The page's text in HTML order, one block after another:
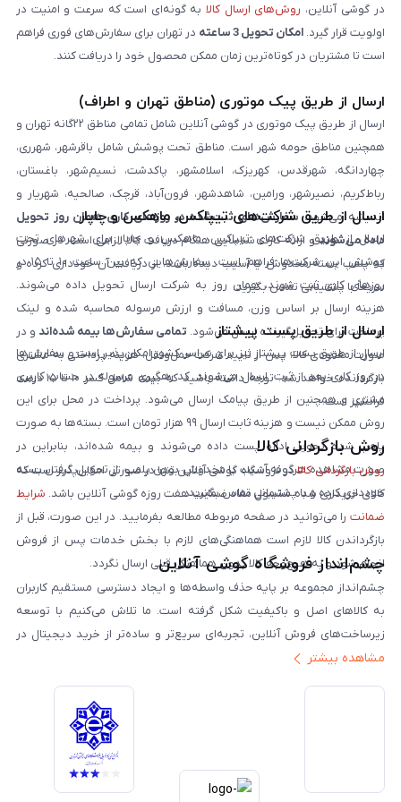
در گوشی آنلاین، روش‌های ارسال کالا به گونه‌ای است که سرعت و امنیت در
اولویت قرار گیرد. امکان تحویل 3 ساعته
در تهران برای سفارش‌های فوری فراهم
است تا مشتریان در کوتاه‌ترین زمان ممکن محصول خود را دریافت کنند.
ارسال از طریق پیک موتوری (مناطق تهران و اطراف)
ارسال از طریق پیک موتوری در گوشی آنلاین شامل تمامی مناطق ۲۲گانه تهران و
همچنین مناطق حومه شهر است. مناطق تحت پوشش شامل باقرشهر، شهرری،
چهاردانگه، شهرقدس، کهریزک، اسلامشهر، پاکدشت، نسیم‌شهر، باغستان،
رباط‌کریم، نصیرشهر، ورامین، شاهدشهر، فرون‌آباد، قرچک، صالحیه، شهریار و
اندیشه می‌شود. سفارش‌های ثبت‌شده در روزهای کاری همان روز تحویل
داده می‌شوندو ارائه کارت شناسایی هنگام دریافت کالا الزامی است. در صورتی
که پلمپ بسته مخدوش یا آسیب دیده باشد، از دریافت آن خودداری کرده و
سریعاً با پشتیبانی تماس بگیرید.
ارسال از طریق شرکت‌های تیپاکس، ماهکس و چاپار
ارسال از طریق شرکت‌های تیپاکس، ماهکس و چاپار برای شهرهای تحت
پوشش این شرکت‌ها فراهم است. سفارش‌هایی که بین ساعت ۱۰ تا ۱۵ در
روزهای کاری ثبت شوند، همان روز به شرکت ارسال تحویل داده می‌شوند.
هزینه ارسال بر اساس وزن، مسافت و ارزش مرسوله محاسبه شده و لینک
پرداخت برای تحویل‌گیرنده ارسال می‌شود. تمامی سفارش‌ها بیمه شده‌اند و در
صورت مفقودی کالا، پس از تایید شرکت حمل‌ونقل، هزینه پرداختی به مشتری
بازگردانده خواهد شد. توجه داشته باشید که بیمه شامل کسر ۱۰ تا ۱۵ درصد
فرانشیز است.
ارسال از طریق پست پیشتاز
ارسال از طریق پست پیشتاز نیز برای سراسر کشور امکان‌پذیر است و سفارش‌ها
در روز کاری بعد از ثبت، ارسال می‌شوند. کد رهگیری مرسوله در حساب کاربری
مشتری و همچنین از طریق پیامک ارسال می‌شود. پرداخت در محل برای این
روش ممکن نیست و هزینه ثابت ارسال ۹۹ هزار تومان است. بسته‌ها به صورت
پلمپ شده تحویل اداره پست داده می‌شوند و بیمه شده‌اند، بنابراین در
صورت مشاهده هرگونه آسیب یا مخدوش بودن پلمپ، از تحویل گرفتن بسته
خودداری کرده و با پشتیبانی تماس بگیرید.
روش بازگردانی کالا
روش بازگردانی کالادر فروشگاه گوشی آنلاین تنها در صورتی امکان‌پذیر است که
کالای خریداری شده مشمول مفاد ضمانت هفت روزه گوشی آنلاین باشد. شرایط
ضمانت را می‌توانید در صفحه مربوطه مطالعه بفرمایید. در این صورت، قبل از
بازگرداندن کالا لازم است هماهنگی‌های لازم با بخش خدمات پس از فروش
انجام شود و به هیچ‌وجه کالا بدون هماهنگی قبلی ارسال نگردد.
چشم‌انداز فروشگاه گوشی آنلاین
چشم‌انداز مجموعه بر پایه حذف واسطه‌ها و ایجاد دسترسی مستقیم کاربران
به کالاهای اصل و باکیفیت شکل گرفته است. ما تلاش می‌کنیم با توسعه
زیرساخت‌های فروش آنلاین، تجربه‌ای سریع‌تر و ساده‌تر از خرید دیجیتال در
ایران ارائه دهیم. تبدیل‌شدن به مرجعی قابل اعتماد برای خرید کالای دیجیتال،
خدمات و به‌روزرسانی مداوم محصولات، مسیر ما را روشن‌تر می‌کند. ما باور
داریم آینده بازار دیجیتال متعلق به کسب‌وکارهایی است که صداقت و شفافیت
را در اولویت قرار می‌دهند. گوشی آنلاین با تکیه بر تجربه و تخصص، با قدرت به
سمت تحقق این چشم‌انداز حرکت می‌کند.
مشاهده بیشتر